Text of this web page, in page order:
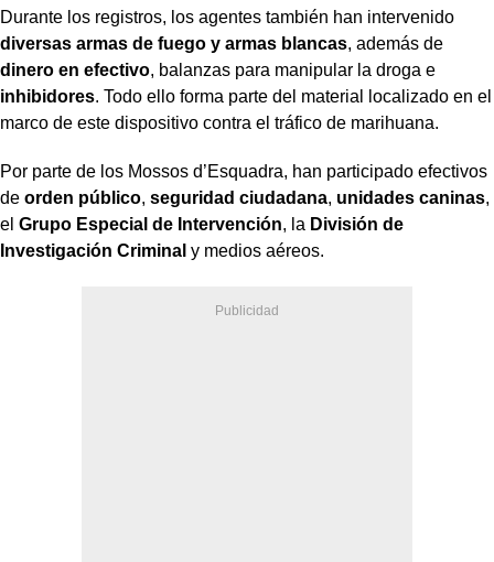
Durante los registros, los agentes también han intervenido
diversas armas de fuego y armas blancas, además de
dinero en efectivo, balanzas para manipular la droga e
inhibidores. Todo ello forma parte del material localizado en el
marco de este dispositivo contra el tráfico de marihuana.
Por parte de los Mossos d’Esquadra, han participado efectivos
de orden público, seguridad ciudadana, unidades caninas,
el Grupo Especial de Intervención, la División de
Investigación Criminal y medios aéreos.